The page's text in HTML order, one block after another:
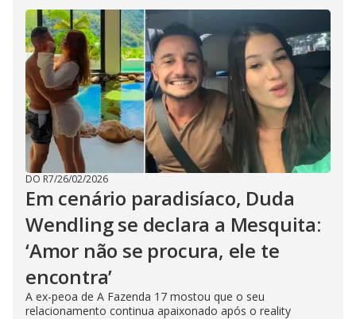
DO R7/26/02/2026
Em cenário paradisíaco, Duda
Wendling se declara a Mesquita:
‘Amor não se procura, ele te
encontra’
A ex-peoa de A Fazenda 17 mostou que o seu
relacionamento continua apaixonado após o reality